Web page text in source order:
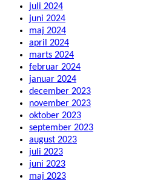
juli 2024
juni 2024
maj 2024
april 2024
marts 2024
februar 2024
januar 2024
december 2023
november 2023
oktober 2023
september 2023
august 2023
juli 2023
juni 2023
maj 2023